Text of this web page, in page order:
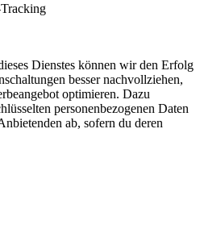
Dienstes können wir den Erfolg
besser nachvollziehen,
optimieren. Dazu
personenbezogenen Daten
ab, sofern du deren